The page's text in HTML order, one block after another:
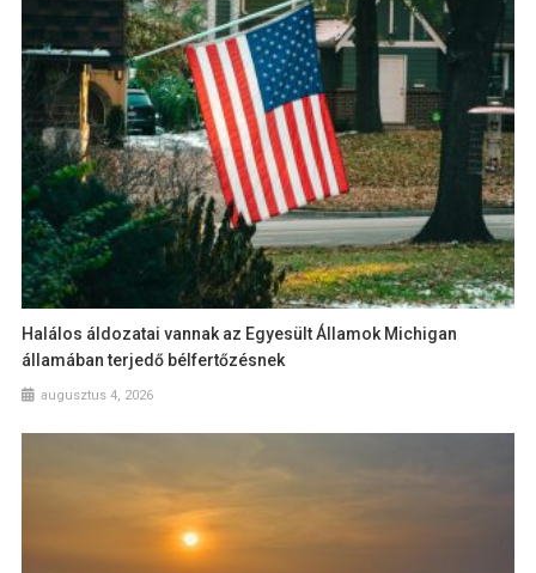
Halálos áldozatai vannak az Egyesült Államok Michigan
államában terjedő bélfertőzésnek
augusztus 4, 2026